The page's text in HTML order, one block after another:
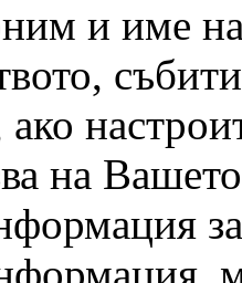
и име
на